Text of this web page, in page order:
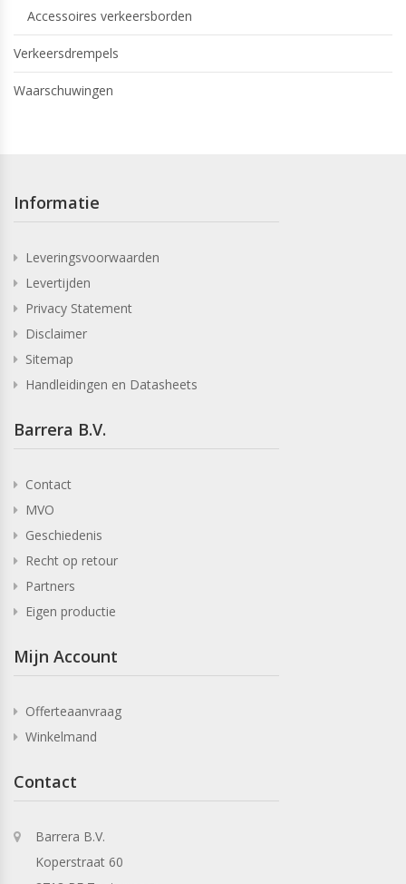
Accessoires verkeersborden
Verkeersdrempels
Waarschuwingen
Informatie
Leveringsvoorwaarden
Levertijden
Privacy Statement
Disclaimer
Sitemap
Handleidingen en Datasheets
Barrera B.V.
Contact
MVO
Geschiedenis
Recht op retour
Partners
Eigen productie
Mijn Account
Offerteaanvraag
Winkelmand
Contact
Barrera B.V.
Koperstraat 60